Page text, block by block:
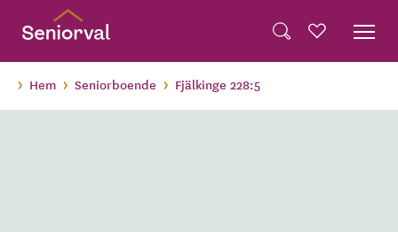
Hem Seniorboende Fjälkinge 228:5
Translate